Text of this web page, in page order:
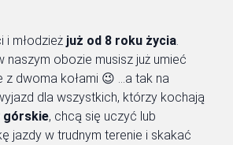
i młodzież już od 8 roku życia.
naszym obozie musisz już umieć
z dwoma kołami 😉 …a tak na
dla wszystkich, którzy kochają
górskie, chcą się uczyć lub
jazdy w trudnym terenie i skakać